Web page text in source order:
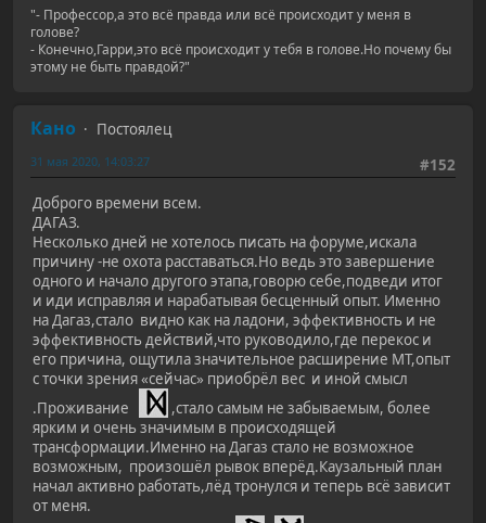
"- Профессор,а это всё правда или всё происходит у меня в
голове?
- Конечно,Гарри,это всё происходит у тебя в голове.Но почему бы
этому не быть правдой?"
Кано
Постоялец
#152
31 мая 2020, 14:03:27
Доброго времени всем.
ДАГАЗ.
Несколько дней не хотелось писать на форуме,искала
причину -не охота расставаться.Но ведь это завершение
одного и начало другого этапа,говорю себе,подведи итог
и иди исправляя и нарабатывая бесценный опыт. Именно
на Дагаз,стало видно как на ладони, эффективность и не
эффективность действий,что руководило,где перекос и
его причина, ощутила значительное расширение МТ,опыт
с точки зрения «сейчас» приобрёл вес и иной смысл
.Проживание
,стало самым не забываемым, более
ярким и очень значимым в происходящей
трансформации.Именно на Дагаз стало не возможное
возможным, произошёл рывок вперёд.Каузальный план
начал активно работать,лёд тронулся и теперь всё зависит
от меня.